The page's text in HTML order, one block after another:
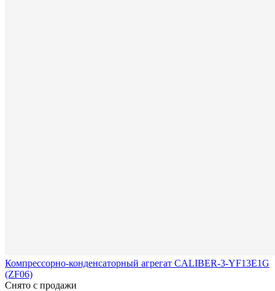
Компрессорно-конденсаторный агрегат CALIBER-3-YF13E1G
(ZF06)
Снято с продажи